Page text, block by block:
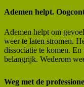
Ademen helpt.
Ademen helpt om
weer te laten stromen.
dissociatie te komen.
belangrijk. Wederom
Weg met de